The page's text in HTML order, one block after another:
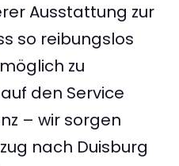
Ausstattung zur
so reibungslos
zu
den Service
– wir sorgen
nach Duisburg